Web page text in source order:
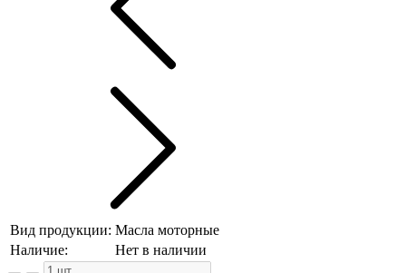
Вид продукции: Масла моторные
Наличие:
Нет в наличии